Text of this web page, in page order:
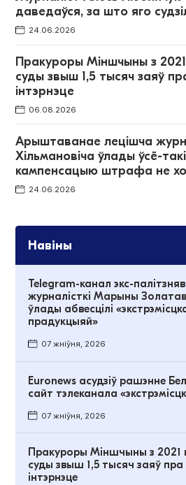
даведаўся, за што яго
24.06.2026
Пракуроры Міншчыны з 2021
суды звыш 1,5 тысяч заяў
інтэрнэце
06.08.2026
Арыштаванае лецішча
Хільмановіча ўлады ўсё-
кампенсацыю штрафа не
24.06.2026
Навіны
Telegram-канал экс-
журналісткі Марыны
ўлады абвесцілі
прадукцыяй»
07 жніўня, 2026
Euronews асудзіў рашэнне
сайт тэлеканала
07 жніўня, 2026
Пракуроры Міншчыны з 2021
суды звыш 1,5 тысяч заяў пра
інтэрнэце